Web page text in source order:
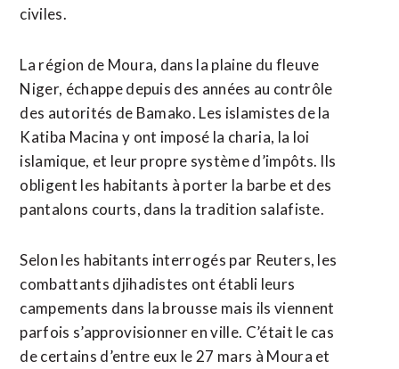
civiles.
La région de Moura, dans la plaine du fleuve
Niger, échappe depuis des années au contrôle
des autorités de Bamako. Les islamistes de la
Katiba Macina y ont imposé la charia, la loi
islamique, et leur propre système d’impôts. Ils
obligent les habitants à porter la barbe et des
pantalons courts, dans la tradition salafiste.
Selon les habitants interrogés par Reuters, les
combattants djihadistes ont établi leurs
campements dans la brousse mais ils viennent
parfois s’approvisionner en ville. C’était le cas
de certains d’entre eux le 27 mars à Moura et